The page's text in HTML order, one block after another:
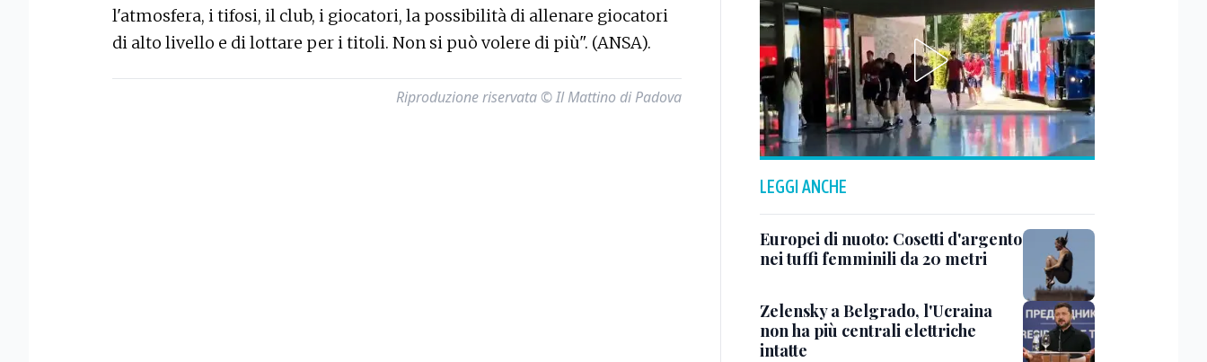
l'atmosfera, i tifosi, il club, i giocatori, la possibilità di allenare giocatori
di alto livello e di lottare per i titoli. Non si può volere di più". (ANSA).
Riproduzione riservata © Il Mattino di Padova
LEGGI ANCHE
Europei di nuoto: Cosetti d'argento
nei tuffi femminili da 20 metri
Zelensky a Belgrado, l'Ucraina
non ha più centrali elettriche
intatte